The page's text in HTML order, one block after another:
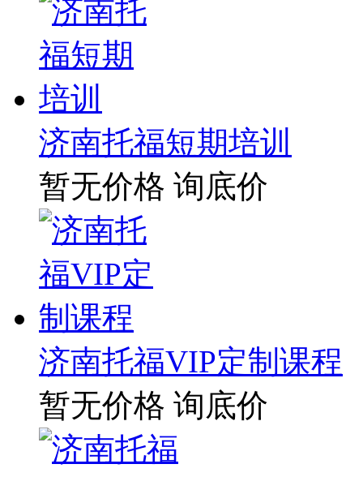
济南托福短期培训
暂无价格 询底价
济南托福VIP定制课程
暂无价格 询底价